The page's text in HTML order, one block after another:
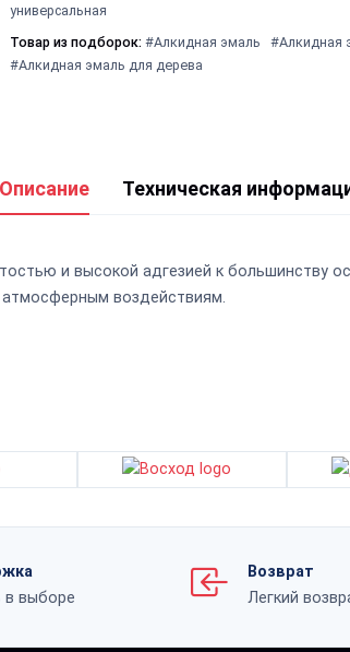
универсальная
Товар из подборок: #Алкидная эмаль
#Алкидная
#Алкидная эмаль для дерева
Описание Техническая
и высокой адгезией к большинству
воздействиям.
выборе
Возврат
Легкий